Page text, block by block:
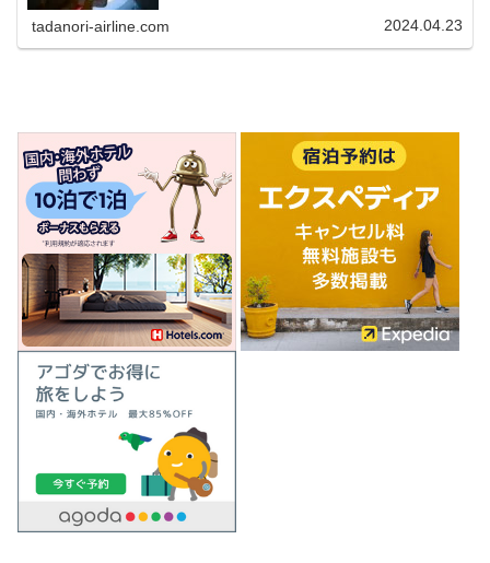
tadanori-airline.com 2024.04.23